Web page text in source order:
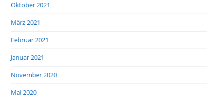
Oktober 2021
März 2021
Februar 2021
Januar 2021
November 2020
Mai 2020